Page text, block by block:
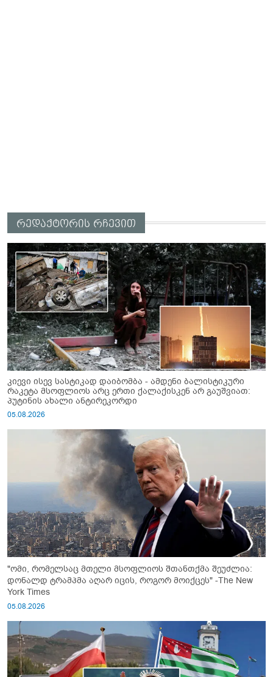
რედაქტორის რჩევით
კიევი ისევ სასტიკად დაიბომბა - ამდენი ბალისტიკური
რაკეტა მსოფლიოს არც ერთი ქალაქისკენ არ გაუშვიათ:
პუტინის ახალი ანტირეკორდი
05.08.2026
"ომი, რომელსაც მთელი მსოფლიოს შთანთქმა შეუძლია:
დონალდ ტრამპმა აღარ იცის, როგორ მოიქცეს" -The New
York Times
05.08.2026